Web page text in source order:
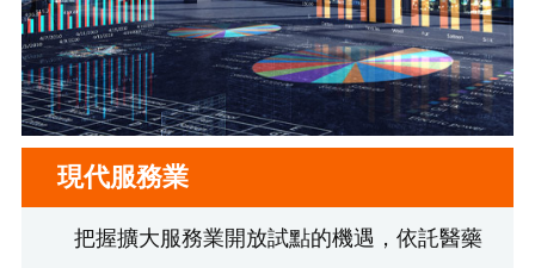
現代服務業
把握擴大服務業開放試點的機遇，依託醫藥